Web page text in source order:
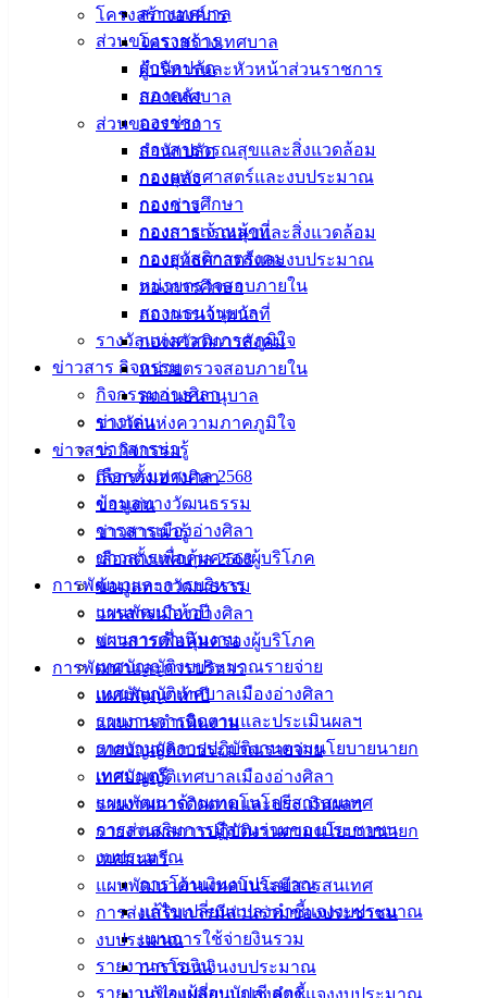
สภาเทศบาล
ส่วนของราชการ
สำนักปลัด
กองคลัง
กองช่าง
กองสาธารณสุขและสิ่งแวดล้อม
กองยุทธศาสตร์และงบประมาณ
กองการศึกษา
กองการเจ้าหน้าที่
กองสวัสดิการสังคม
หน่วยตรวจสอบภายใน
สถานธนานุบาล
รางวัลแห่งความภาคภูมิใจ
ข่าวสาร กิจกรรม
กิจกรรมอ่างศิลา
ข่าวเด่น
ข่าวสารน่ารู้
เลือกตั้งเทศบาล 2568
ข้อมูลทางวัฒนธรรม
วารสารเมืองอ่างศิลา
ข่าวสารเพื่อคุ้มครองผู้บริโภค
การพัฒนาและการบริหาร
แผนพัฒนาห้าปี
แผนการดำเนินงาน
เทศบัญญัติงบประมาณรายจ่าย
เทศบัญญัติเทศบาลเมืองอ่างศิลา
รายงานการติดตามและประเมินผลฯ
รายงานผลการปฏิบัติงานตามนโยบายนายก
เทศมนตรี
แผนพัฒนาด้านเทคโนโลยีสารสนเทศ
การส่งเสริมการมีส่วนร่วมของประชาชน
งบประมาณ
การโอนเงินงบประมาณ
แก้ไขเปลี่ยนแปลงคำชี้แจงงบประมาณ
แผนการใช้จ่ายงินรวม
รายงานการเงิน
รายงานของผู้สอบบัญชี สตง.
โครงสร้างองค์กร
โครงสร้างเทศบาล
ผู้บริหารและหัวหน้าส่วนราชการ
สภาเทศบาล
ส่วนของราชการ
สำนักปลัด
กองคลัง
กองช่าง
กองสาธารณสุขและสิ่งแวดล้อม
กองยุทธศาสตร์และงบประมาณ
กองการศึกษา
กองการเจ้าหน้าที่
กองสวัสดิการสังคม
หน่วยตรวจสอบภายใน
สถานธนานุบาล
รางวัลแห่งความภาคภูมิใจ
ข่าวสาร กิจกรรม
กิจกรรมอ่างศิลา
ข่าวเด่น
ข่าวสารน่ารู้
เลือกตั้งเทศบาล 2568
ข้อมูลทางวัฒนธรรม
วารสารเมืองอ่างศิลา
ข่าวสารเพื่อคุ้มครองผู้บริโภค
การพัฒนาและการบริหาร
แผนพัฒนาห้าปี
แผนการดำเนินงาน
เทศบัญญัติงบประมาณรายจ่าย
เทศบัญญัติเทศบาลเมืองอ่างศิลา
รายงานการติดตามและประเมินผลฯ
รายงานผลการปฏิบัติงานตามนโยบายนายก
เทศมนตรี
แผนพัฒนาด้านเทคโนโลยีสารสนเทศ
การส่งเสริมการมีส่วนร่วมของประชาชน
งบประมาณ
การโอนเงินงบประมาณ
แก้ไขเปลี่ยนแปลงคำชี้แจงงบประมาณ
ถนนคอนกรีตฯ แยกซอย 10 ถนนมิตรสัมพันธ์
เทศบาล
เมืองอ่าง
สำนักงาน
เทศบาลเมือง
อ่างศิลา 90/338
ม.3 ต.เสม็ด
อ.เมือง จ.ชลบุรี